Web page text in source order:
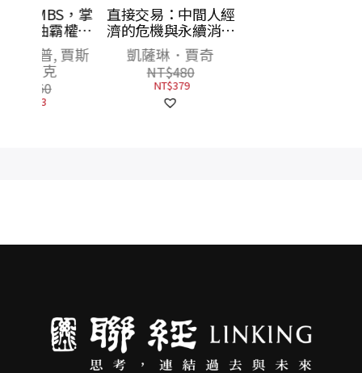
直接交易：中間人經
濟的危機與永續消費
生態系的崛起
凱薩琳．賈奇
全球新版圖：頁岩
油、電動車、再生綠
能，21世紀能源大國
的戰略布局與衝突
丹尼爾．尤金